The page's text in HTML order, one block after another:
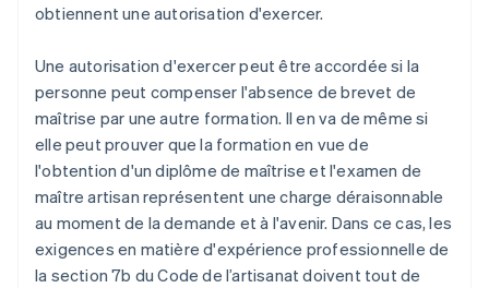
obtiennent une autorisation d'exercer.
Une autorisation d'exercer peut être accordée si la
personne peut compenser l'absence de brevet de
maîtrise par une autre formation. Il en va de même si
elle peut prouver que la formation en vue de
l'obtention d'un diplôme de maîtrise et l'examen de
maître artisan représentent une charge déraisonnable
au moment de la demande et à l'avenir. Dans ce cas, les
exigences en matière d'expérience professionnelle de
la section 7b du Code de l’artisanat doivent tout de